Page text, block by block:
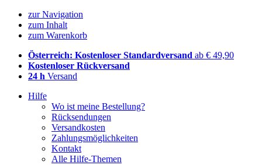
zur Navigation
zum Inhalt
zum Warenkorb
Österreich: Kostenloser Standardversand ab € 49,90
Kostenloser Rückversand
24 h Versand
Hilfe
Wo ist meine Bestellung?
Rücksendungen
Versandkosten
Zahlungsmöglichkeiten
Kontakt
Alle Hilfe-Themen